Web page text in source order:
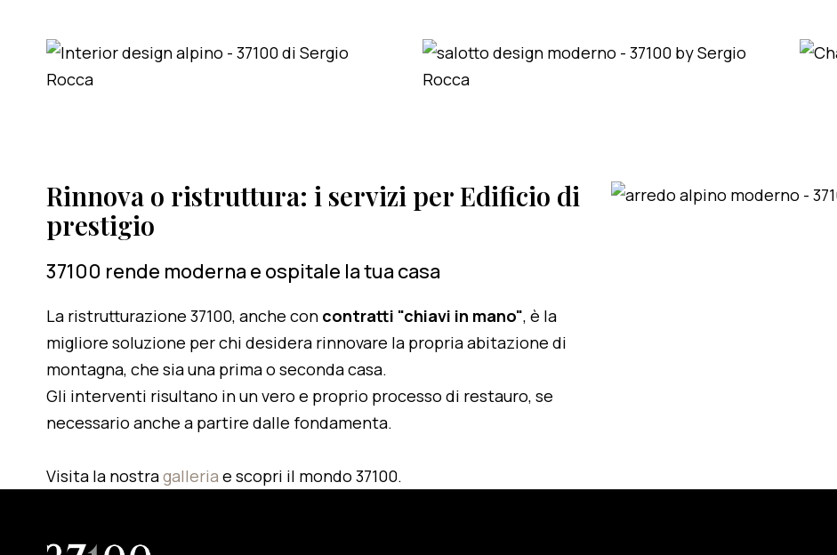
Rinnova o ristruttura: i servizi per Edificio di
prestigio
37100 rende moderna e ospitale la tua casa
La ristrutturazione 37100, anche con contratti "chiavi in mano", è la
migliore soluzione per chi desidera rinnovare la propria abitazione di
montagna, che sia una prima o seconda casa.
Gli interventi risultano in un vero e proprio processo di restauro, se
necessario anche a partire dalle fondamenta.
Visita la nostragalleria e scopri il mondo 37100.